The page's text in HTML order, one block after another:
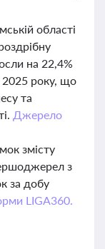
області
на 22,4%
2025 року, що
та
Джерело
змісту
з
за добу
LIGA360.